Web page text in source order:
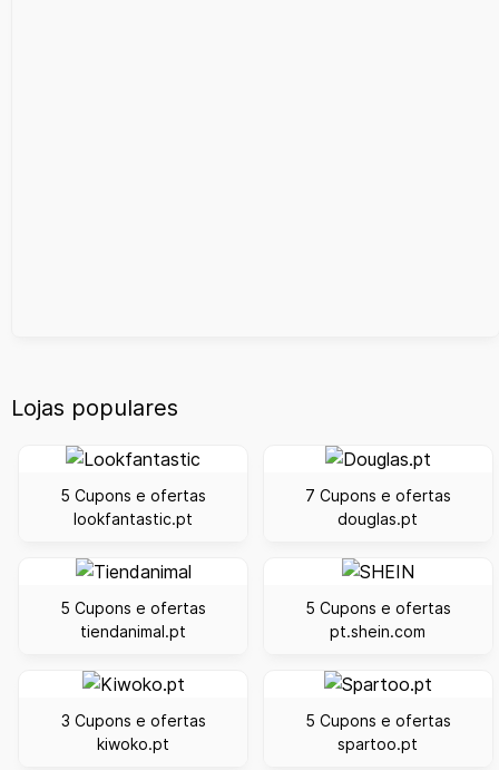
Lojas populares
5 Cupons e ofertas
lookfantastic.pt
7 Cupons e ofertas
douglas.pt
5 Cupons e ofertas
tiendanimal.pt
5 Cupons e ofertas
pt.shein.com
3 Cupons e ofertas
kiwoko.pt
5 Cupons e ofertas
spartoo.pt